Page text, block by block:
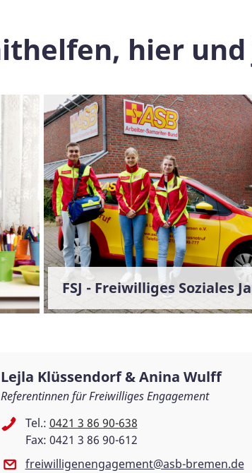
hier
FSJ - Freiwilliges Soziales
Lejla Klüssendorf & Anina Wulff
Referentinnen für Freiwilliges Engagement
Tel.: 0421 3 86 90-638
Fax: 0421 3 86 90-612
freiwilligenengagement@asb-bremen.de